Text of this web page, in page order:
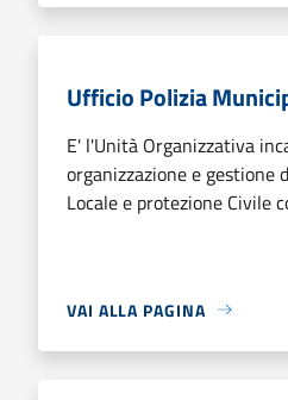
Ufficio Polizia
E' l'Unità Organizzativa
organizzazione e gestione
Locale e protezione Civile
VAI ALLA PAGINA